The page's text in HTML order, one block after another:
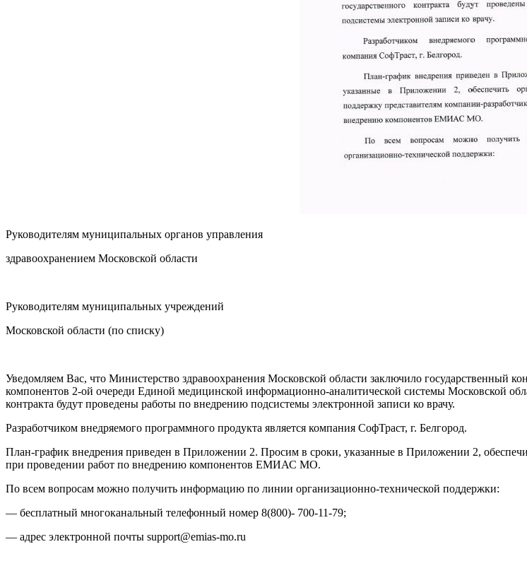
Руководителям муниципальных органов управления
здравоохранением Московской области
Руководителям муниципальных учреждений
Московской области (по списку)
Уведомляем Вас, что Министерство здравоохранения Московской области заключило государственный
компонентов 2-ой очереди Единой медицинской информационно-аналитической системы Московской
контракта будут проведены работы по внедрению подсистемы электронной записи ко врачу.
Разработчиком внедряемого программного продукта является компания СофТраст, г. Белгород.
План-график внедрения приведен в Приложении 2. Просим в сроки, указанные в Приложении 2,
при проведении работ по внедрению компонентов ЕМИАС МО.
По всем вопросам можно получить информацию по линии организационно-технической поддержки:
— бесплатный многоканальный телефонный номер 8(800)- 700-11-79;
— адрес электронной почты support@emias-mo.ru